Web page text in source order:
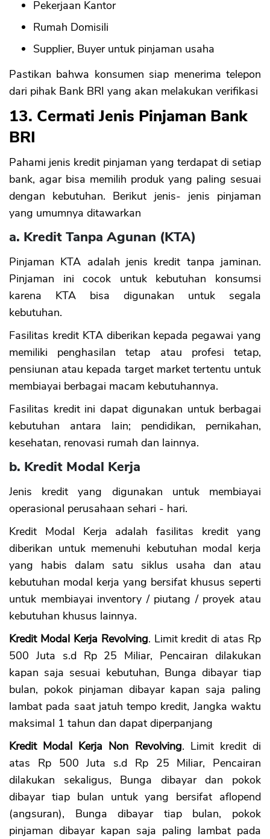
Pekerjaan Kantor
Rumah Domisili
Supplier, Buyer untuk pinjaman usaha
Pastikan bahwa konsumen siap menerima telepon
dari pihak Bank BRI yang akan melakukan verifikasi
13. Cermati Jenis Pinjaman Bank
BRI
Pahami jenis kredit pinjaman yang terdapat di setiap
bank, agar bisa memilih produk yang paling sesuai
dengan kebutuhan. Berikut jenis- jenis pinjaman
yang umumnya ditawarkan
a. Kredit Tanpa Agunan (KTA)
Pinjaman KTA adalah jenis kredit tanpa jaminan.
Pinjaman ini cocok untuk kebutuhan konsumsi
karena KTA bisa digunakan untuk segala
kebutuhan.
Fasilitas kredit KTA diberikan kepada pegawai yang
memiliki penghasilan tetap atau profesi tetap,
pensiunan atau kepada target market tertentu untuk
membiayai berbagai macam kebutuhannya.
Fasilitas kredit ini dapat digunakan untuk berbagai
kebutuhan antara lain; pendidikan, pernikahan,
kesehatan, renovasi rumah dan lainnya.
b. Kredit Modal Kerja
Jenis kredit yang digunakan untuk membiayai
operasional perusahaan sehari - hari.
Kredit Modal Kerja adalah fasilitas kredit yang
diberikan untuk memenuhi kebutuhan modal kerja
yang habis dalam satu siklus usaha dan atau
kebutuhan modal kerja yang bersifat khusus seperti
untuk membiayai inventory / piutang / proyek atau
kebutuhan khusus lainnya.
Kredit Modal Kerja Revolving. Limit kredit di atas Rp
500 Juta s.d Rp 25 Miliar, Pencairan dilakukan
kapan saja sesuai kebutuhan, Bunga dibayar tiap
bulan, pokok pinjaman dibayar kapan saja paling
lambat pada saat jatuh tempo kredit, Jangka waktu
maksimal 1 tahun dan dapat diperpanjang
Kredit Modal Kerja Non Revolving. Limit kredit di
atas Rp 500 Juta s.d Rp 25 Miliar, Pencairan
dilakukan sekaligus, Bunga dibayar dan pokok
dibayar tiap bulan untuk yang bersifat aflopend
(angsuran), Bunga dibayar tiap bulan, pokok
pinjaman dibayar kapan saja paling lambat pada